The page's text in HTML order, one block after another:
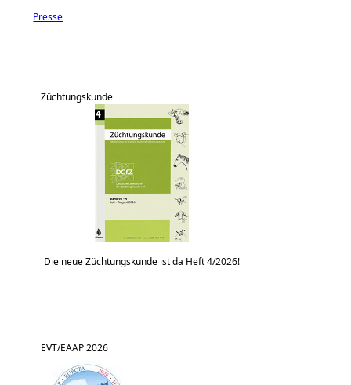
Presse
Züchtungskunde
Die neue Züchtungskunde ist da Heft 4/2026!
EVT/EAAP 2026